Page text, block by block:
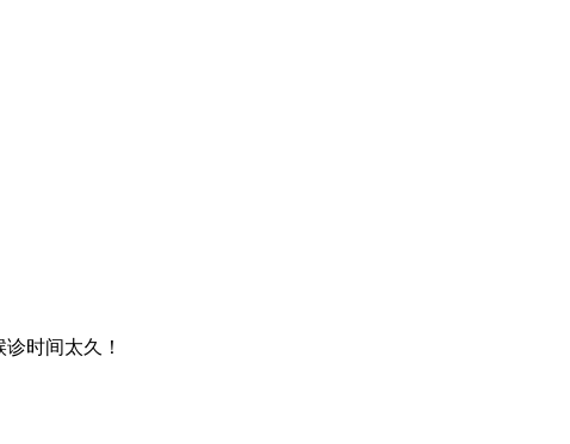
时间太久！